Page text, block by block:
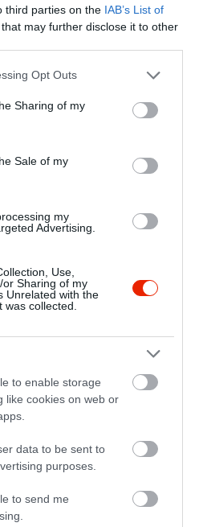
third parties on the IAB’s List of
that may further disclose it to other
app uses one or more Google
behaviour. You may click to
and its third-party tags to
purposes in below Google
Opt Outs
Sharing of my
Sale of my
my
Advertising.
Use,
Sharing of my
Unrelated with the
collected.
to enable storage
like cookies on web or
data to be sent to
purposes.
to send me
Értékeld Te is
1
0
a megadott szállítási
érkezik meg tőlük az
minimum 40-50 perccel
kell rá várni. A pizzák
színvonalúak